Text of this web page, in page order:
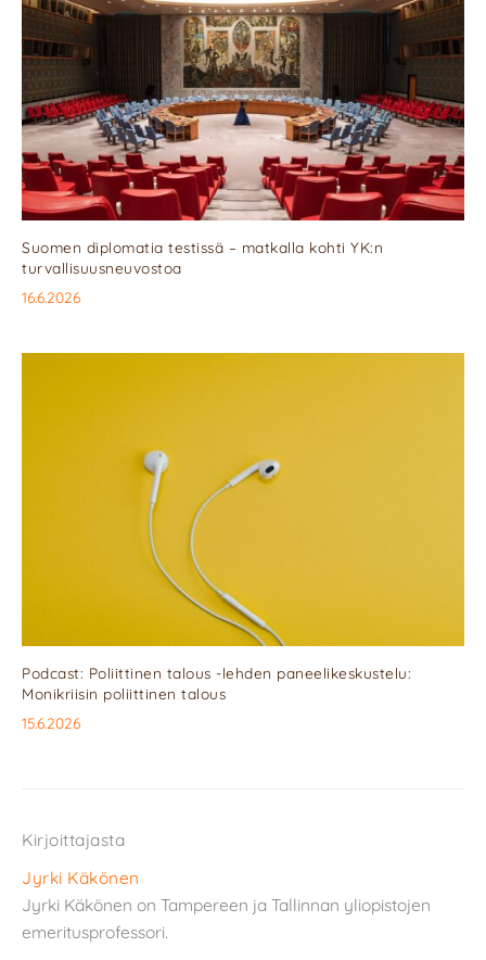
Suomen diplomatia testissä – matkalla kohti YK:n
turvallisuusneuvostoa
16.6.2026
Podcast: Poliittinen talous -lehden paneelikeskustelu:
Monikriisin poliittinen talous
15.6.2026
Kirjoittajasta
Jyrki Käkönen
Jyrki Käkönen on Tampereen ja Tallinnan yliopistojen
emeritusprofessori.